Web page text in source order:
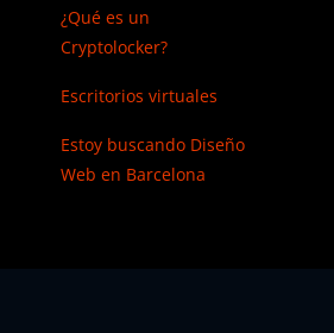
¿Qué es un
Cryptolocker?
Escritorios virtuales
Estoy buscando Diseño
Web en Barcelona